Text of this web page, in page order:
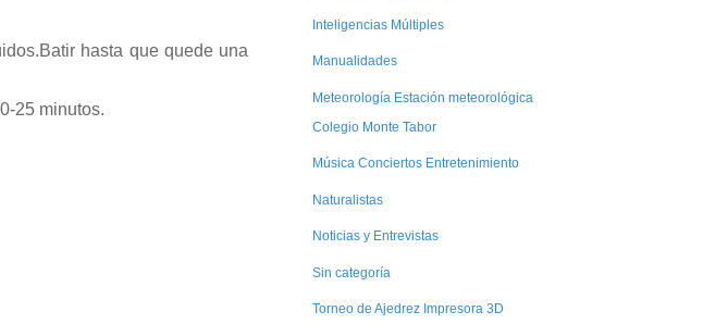
hasta que quede una
25 minutos.
Inteligencias Múltiples
Manualidades
Meteorología Estación meteorológica
Colegio Monte Tabor
Música Conciertos Entretenimiento
Naturalistas
Noticias y Entrevistas
Sin categoría
Torneo de Ajedrez Impresora 3D